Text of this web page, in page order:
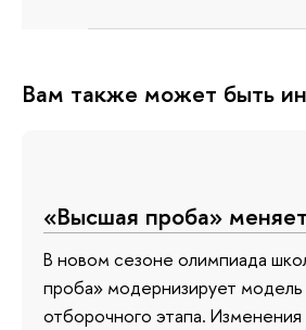
Вам также может быть
«Высшая проба»
В новом сезоне олимпиада
проба» модернизирует
отборочного этапа. Изменения